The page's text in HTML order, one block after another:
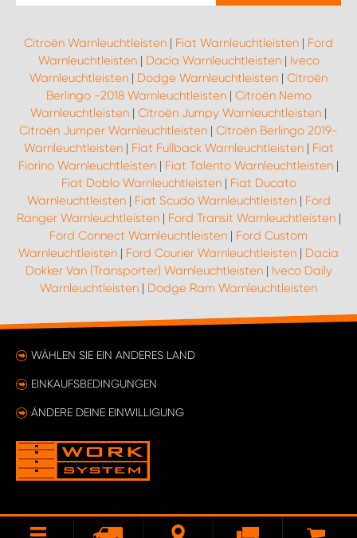
Citroën Warnleuchtleisten | Fiat Warnleuchtleisten | Ford
Warnleuchtleisten| Dacia Warnleuchtleisten| Iveco
Warnleuchtleisten | Dodge Warnleuchtleisten | Citroën
Berlingo -2018 Warnleuchtleisten| Citroën Nemo
Warnleuchtleisten | Citroën Jumpy Warnleuchtleisten |
Citroën Jumper Warnleuchtleisten | Citroën Berlingo 2019-
Warnleuchtleisten| Fiat Fullback Warnleuchtleisten| Fiat
Fiorino Warnleuchtleisten | Fiat Talento Warnleuchtleisten |
Fiat Doblo Warnleuchtleisten| Fiat Ducato
Warnleuchtleisten| Fiat Scudo Warnleuchtleisten| Ford
Ranger Warnleuchtleisten| Ford Transit Warnleuchtleisten|
Ford Connect Warnleuchtleisten | Ford Custom
Warnleuchtleisten | Ford Courier Warnleuchtleisten | Dacia
Dokker Van (Transporter) Warnleuchtleisten| Iveco Daily
Warnleuchtleisten | Dodge Ram Warnleuchtleisten
WÄHLEN SIE EIN ANDERES LAND
EINKAUFSBEDINGUNGEN
ÄNDERE DEINE EINWILLIGUNG